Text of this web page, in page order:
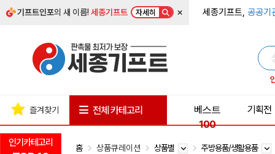
기프트인포의 새 이름!세종기프트 자세히 × 세종기프트, 공공기
인기카테고리
즐겨찾기 전체 카테고리
베스트
100
기획전
홈 상품큐레이션 상품별 주방용품/생활용품